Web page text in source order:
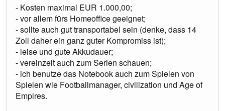
- Kosten maximal EUR 1.000,00;
- vor allem fürs Homeoffice geeignet;
- sollte auch gut transportabel sein (denke, dass 14
Zoll daher ein ganz guter Kompromiss ist);
- leise und gute Akkudauer;
- vereinzelt auch zum Serien schauen;
- ich benutze das Notebook auch zum Spielen von
Spielen wie Footballmanager, civilization und Age of
Empires.